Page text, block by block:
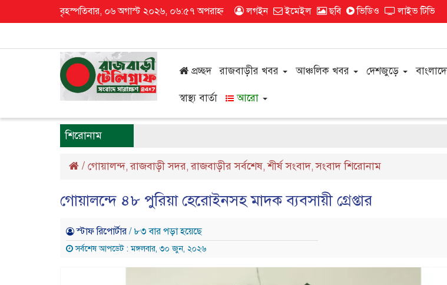
বৃহস্পতিবার, ০৬ অগাস্ট ২০২৬, ০৬:৫৭ অপরাহ্ন লগইন ইমেইল ছবি ভিডিও লাইভ টিভি
প্রচ্ছদ রাজবাড়ীর খবর আঞ্চলিক খবর দেশজুড়ে
স্বাস্থ্য বার্তা আরো
শিরোনাম
/ গোয়ালন্দ,রাজবাড়ী সদর,রাজবাড়ীর সর্বশেষ,শীর্ষ সংবাদ,সংবাদ শিরোনাম
গোয়ালন্দে ৪৮ পুরিয়া হেরোইনসহ মাদক ব্যবসায়ী গ্রেপ্তার
স্টাফ রিপোর্টার/ ৮৩ বার পড়া হয়েছে
সর্বশেষ আপডেট : মঙ্গলবার, ৩০ জুন, ২০২৬